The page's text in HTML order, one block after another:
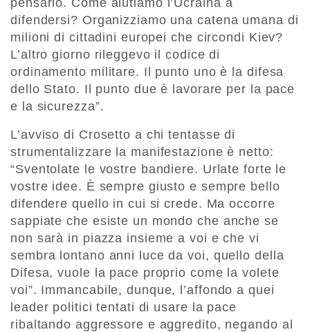
pensarlo. Come aiutiamo l’Ucraina a
difendersi? Organizziamo una catena umana di
milioni di cittadini europei che circondi Kiev?
L’altro giorno rileggevo il codice di
ordinamento militare. Il punto uno è la difesa
dello Stato. Il punto due è lavorare per la pace
e la sicurezza”.
L’avviso di Crosetto a chi tentasse di
strumentalizzare la manifestazione è netto:
“Sventolate le vostre bandiere. Urlate forte le
vostre idee. È sempre giusto e sempre bello
difendere quello in cui si crede. Ma occorre
sappiate che esiste un mondo che anche se
non sarà in piazza insieme a voi e che vi
sembra lontano anni luce da voi, quello della
Difesa, vuole la pace proprio come la volete
voi”. Immancabile, dunque, l’affondo a quei
leader politici tentati di usare la pace
ribaltando aggressore e aggredito, negando al